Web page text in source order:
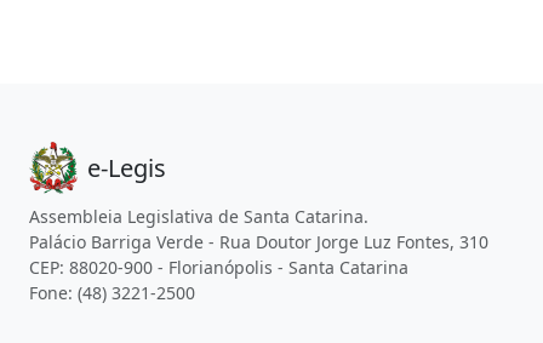
e-Legis
Assembleia Legislativa de Santa Catarina.
Palácio Barriga Verde - Rua Doutor Jorge Luz Fontes, 310
CEP: 88020-900 - Florianópolis - Santa Catarina
Fone: (48) 3221-2500